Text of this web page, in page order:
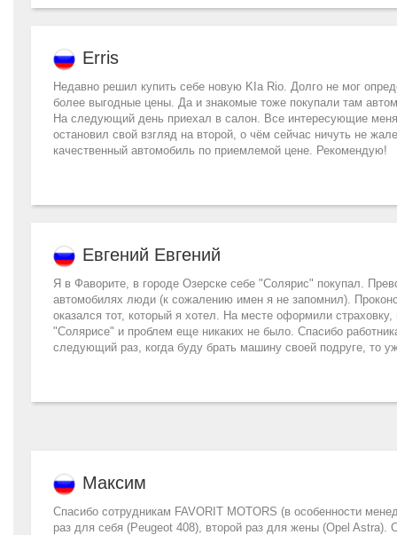
Erris
Недавно решил купить себе новую KIa Rio. Долго не мог
более выгодные цены. Да и знакомые тоже покупали там
На следующий день приехал в салон. Все интересующие
остановил свой взгляд на второй, о чём сейчас ничуть не
качественный автомобиль по приемлемой цене. Рекомендую!
Евгений Евгений
Я в Фаворите, в городе Озерске себе "Солярис" покупал.
автомобилях люди (к сожалению имен я не запомнил).
оказался тот, который я хотел. На месте оформили
"Солярисе" и проблем еще никаких не было. Спасибо
следующий раз, когда буду брать машину своей подруге, то
Максим
Спасибо сотрудникам FAVORIT MOTORS (в особенности
раз для себя (Peugeot 408), второй раз для жены (Opel